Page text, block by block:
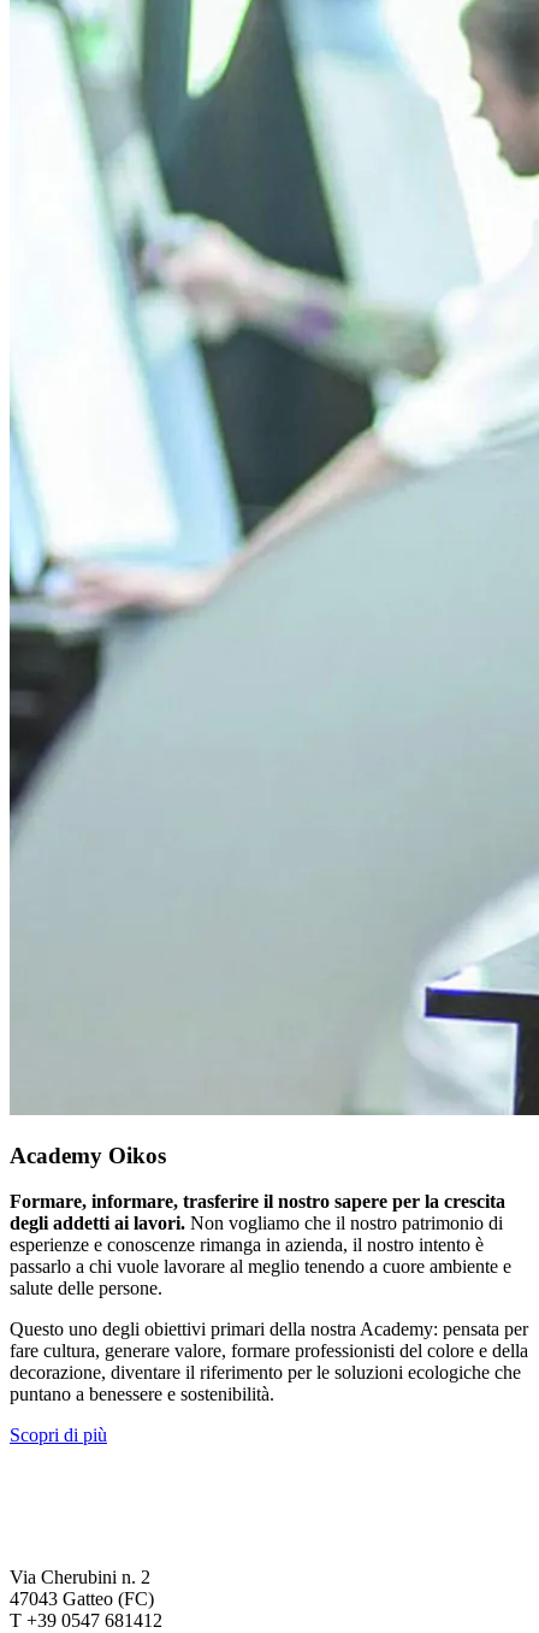
Academy Oikos
Formare, informare, trasferire il nostro sapere per la crescita
degli addetti ai lavori. Non vogliamo che il nostro patrimonio di
esperienze e conoscenze rimanga in azienda, il nostro intento è
passarlo a chi vuole lavorare al meglio tenendo a cuore ambiente e
salute delle persone.
Questo uno degli obiettivi primari della nostra Academy: pensata per
fare cultura, generare valore, formare professionisti del colore e della
decorazione, diventare il riferimento per le soluzioni ecologiche che
puntano a benessere e sostenibilità.
Scopri di più
Via Cherubini n. 2
47043 Gatteo (FC)
T +39 0547 681412